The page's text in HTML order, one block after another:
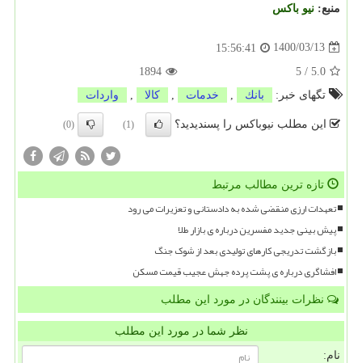
منبع: نیو باكس
1400/03/13
15:56:41
5.0
/
5
1894
تگهای خبر:
بانك خدمات كالا واردات
این مطلب نیوباکس را پسندیدید؟ (1)
(0)
تازه ترین مطالب مرتبط
تعهدات ارزی منقضی شده به دادستانی و تعزیرات می رود
پیش بینی جدید مفسرین درباره ی بازار طلا
بازگشت تدریجی کارهای تولیدی بعد از شوک جنگ
افشاگری درباره ی پشت پرده جهش عجیب قیمت مسکن
نظرات بینندگان در مورد این مطلب
نظر شما در مورد این مطلب
نام: